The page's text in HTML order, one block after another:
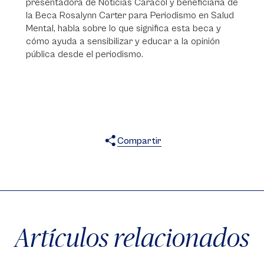
presentadora de Noticias Caracol y beneficiaria de
la Beca Rosalynn Carter para Periodismo en Salud
Mental, habla sobre lo que significa esta beca y
cómo ayuda a sensibilizar y educar a la opinión
pública desde el periodismo.
Compartir
Artículos relacionados